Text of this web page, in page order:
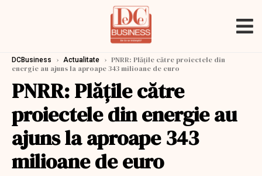
DCBusiness › Actualitate › PNRR: Plățile către proiectele din
energie au ajuns la aproape 343 milioane de euro
PNRR: Plățile către
proiectele din energie au
ajuns la aproape 343
milioane de euro